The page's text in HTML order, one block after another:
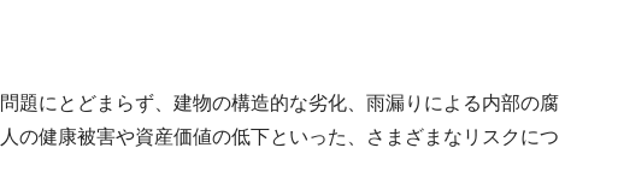
題にとどまらず、建物の構造的な劣化、雨漏りによる内部の腐
の健康被害や資産価値の低下といった、さまざまなリスクにつ